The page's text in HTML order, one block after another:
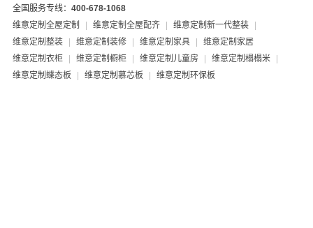
全国服务专线： 400-678-1068
维意定制全屋定制
| 维意定制全屋配齐 | 维意定制新一代整装
|
维意定制整装
| 维意定制装修 | 维意定制家具 |
维意定制家居
维意定制衣柜
| 维意定制橱柜 | 维意定制儿童房 | 维意定制榻榻米
|
维意定制蝶态板
| 维意定制慕芯板 | 维意定制环保板